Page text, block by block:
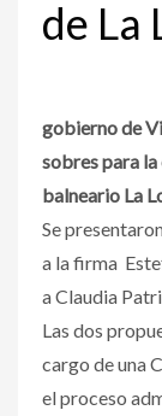
de La
gobierno de
sobres para
balneario La
Se
a la firma
a Claudia
Las dos
cargo de una
el proceso